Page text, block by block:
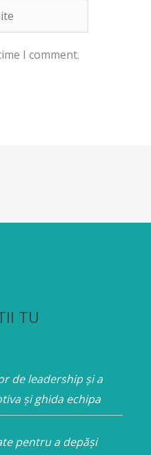
I comment.
TU
de leadership și a
și ghida echipa
pentru a depăși